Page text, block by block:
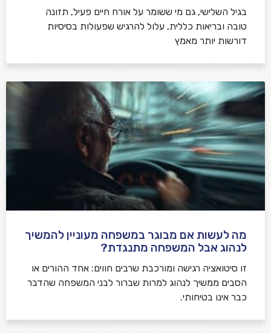
בגיל השלישי, גם מי ששומר על אורח חיים פעיל, תזונה
טובה ובריאות כללית, עלול להרגיש שפעולות בסיסיות
דורשות יותר מאמץ
מה לעשות אם מבוגר במשפחה מעוניין להמשיך
לנהוג אבל המשפחה מתנגדת?
זו סיטואציה רגישה ומורכבת שרבים חווים: אחד ההורים או
הסבים ממשיך לנהוג למרות שברור לבני המשפחה שהדבר
כבר אינו בטיחותי.